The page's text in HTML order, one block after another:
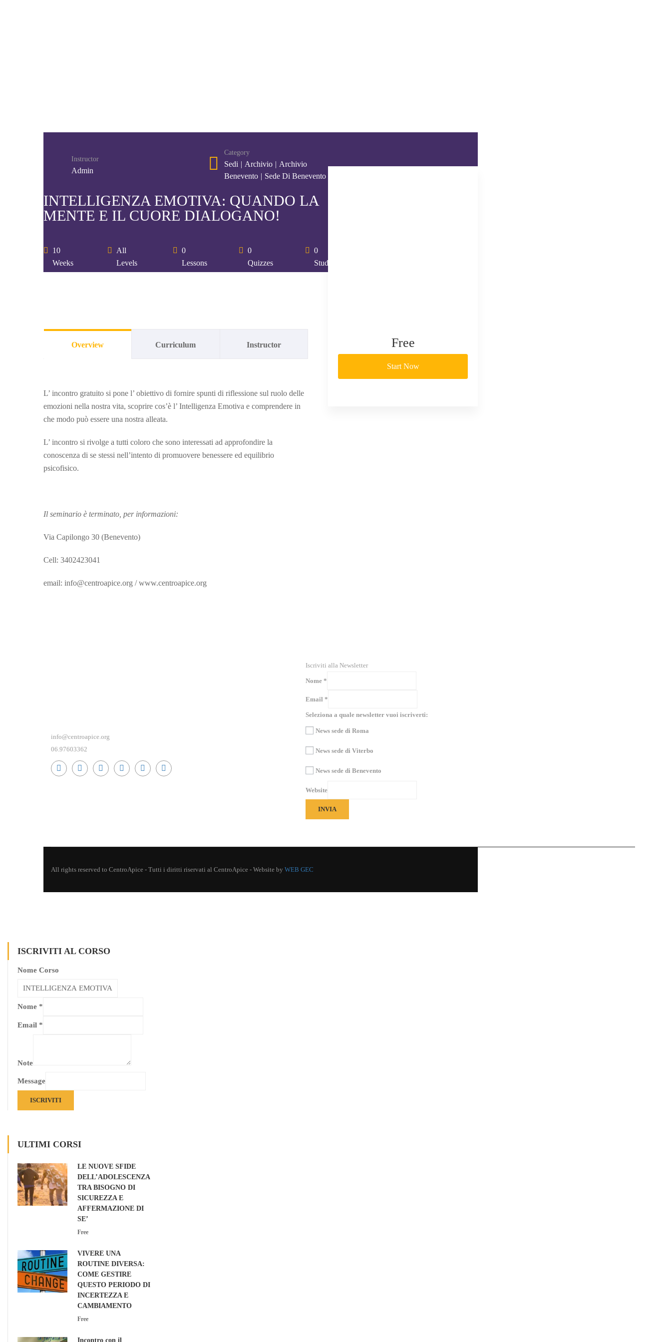
Instructor
Admin
Category
Sedi | Archivio | Archivio
Benevento | Sede Di Benevento
INTELLIGENZA EMOTIVA: QUANDO LA
MENTE E IL CUORE DIALOGANO!
10
Weeks
All
Levels
0
Lessons
0
Quizzes
0
Students
Overview Curriculum Instructor
L’ incontro gratuito si pone l’ obiettivo di fornire spunti di riflessione sul ruolo delle
emozioni nella nostra vita, scoprire cos’è l’ Intelligenza Emotiva e comprendere in
che modo può essere una nostra alleata.
L’ incontro si rivolge a tutti coloro che sono interessati ad approfondire la
conoscenza di se stessi nell’intento di promuovere benessere ed equilibrio
psicofisico.
Il seminario è terminato, per informazioni:
Via Capilongo 30 (Benevento)
Cell: 3402423041
email: info@centroapice.org / www.centroapice.org
Free
Start Now
info@centroapice.org
06.97603362
Iscriviti alla Newsletter
Nome *
Email *
Seleziona a quale newsletter vuoi iscriverti:
News sede di Roma
News sede di Viterbo
News sede di Benevento
Website
INVIA
All rights reserved to CentroApice - Tutti i diritti riservati al CentroApice - Website by WEB GEC
ISCRIVITI AL CORSO
Nome Corso
Nome *
Email *
Note
Message
ISCRIVITI
ULTIMI CORSI
LE NUOVE SFIDE
DELL’ADOLESCENZA:
TRA BISOGNO DI
SICUREZZA E
AFFERMAZIONE DI
SE’
Free
VIVERE UNA
ROUTINE DIVERSA:
COME GESTIRE
QUESTO PERIODO DI
INCERTEZZA E
CAMBIAMENTO
Free
Incontro con il